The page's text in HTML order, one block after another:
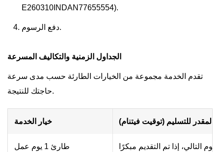
E260310INDAN77655554).
دفع الرسوم.
الجداول الزمنية والتكاليف المسرعة
تقدم الخدمة مجموعة من الخيارات الطارئة حسب مدى سرعة
حاجتك للنتيجة.
خيار الخدمة المقدر للتسليم (توقيت فيتنام)
طارئ 1 يوم عمل